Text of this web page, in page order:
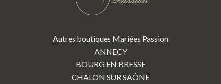
Autres boutiques Mariées Passion
ANNECY
BOURG EN BRESSE
CHALON SUR SAÔNE